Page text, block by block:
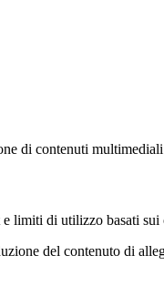
di contenuti multimediali
limiti di utilizzo basati sui
del contenuto di